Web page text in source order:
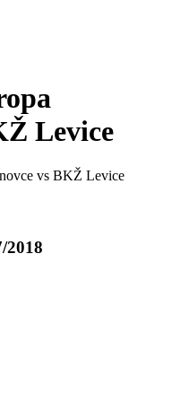
Levice
vs BKŽ Levice
2018